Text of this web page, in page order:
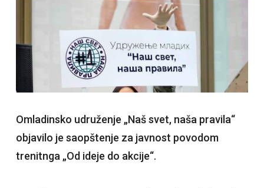
Omladinsko udruženje „Naš svet, naša pravila“
objavilo je saopštenje za javnost povodom
trenitnga „Od ideje do akcije“.